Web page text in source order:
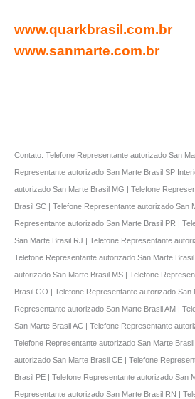
www.quarkbrasil.com.br
www.sanmarte.com.br
Contato: Telefone Representante autorizado San
Representante autorizado San Marte Brasil SP
autorizado San Marte Brasil MG | Telefone
Brasil SC | Telefone Representante autorizado San
Representante autorizado San Marte Brasil PR |
San Marte Brasil RJ | Telefone Representante
Telefone Representante autorizado San Marte
autorizado San Marte Brasil MS | Telefone
Brasil GO | Telefone Representante autorizado San
Representante autorizado San Marte Brasil AM |
San Marte Brasil AC | Telefone Representante
Telefone Representante autorizado San Marte
autorizado San Marte Brasil CE | Telefone
Brasil PE | Telefone Representante autorizado San
Representante autorizado San Marte Brasil RN |